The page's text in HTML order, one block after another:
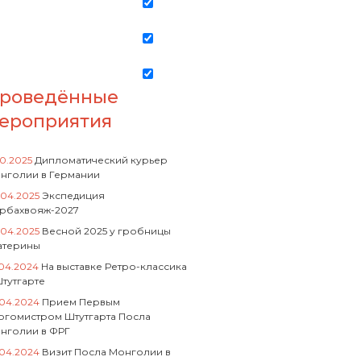
Дипломатический курьер
в Германии
Экспедиция
2027
Весной 2025 у гробницы
На выставке Ретро-классика
Прием Первым
Штутгарта Посла
в ФРГ
Визит Посла Монголии в